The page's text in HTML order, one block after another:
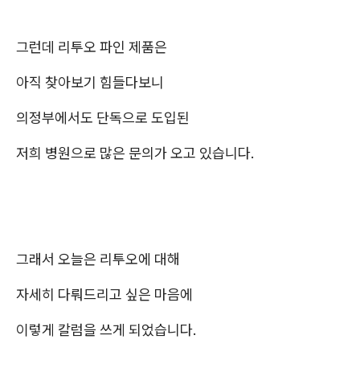
그런데 리투오 파인 제품은
아직 찾아보기 힘들다보니
의정부에서도 단독으로 도입된
저희 병원으로 많은 문의가 오고 있습니다.
그래서 오늘은 리투오에 대해
자세히 다뤄드리고 싶은 마음에
이렇게 칼럼을 쓰게 되었습니다.